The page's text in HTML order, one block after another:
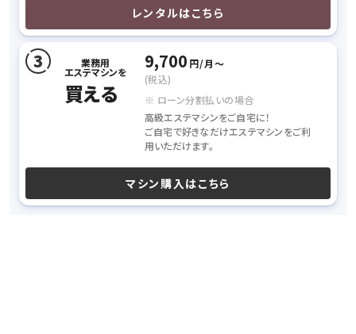
レンタルはこちら
業務用
エステマシンを
買える
9,700 円/月〜
(税込)
※ ローン分割払いの場合
高級エステマシンをご自宅に！
ご自宅で好きなだけエステマシンをご利
用いただけます。
マシン購入はこちら